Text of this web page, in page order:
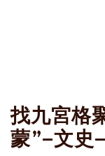
找九宮格
蒙”–文史